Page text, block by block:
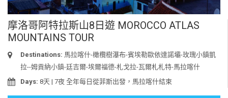
摩洛哥阿特拉斯山8日遊 MOROCCO ATLAS
MOUNTAINS TOUR
Destinations: 馬拉喀什-橄欖樹瀑布-賓埃勒歐依達諾壩-玫瑰小鎮凱
拉--姆貢納小鎮-廷吉爾-埃爾福德-札戈拉-瓦爾札札特-馬拉喀什
Days: 8天 | 7夜 全年每日從菲斯出發，馬拉喀什結束